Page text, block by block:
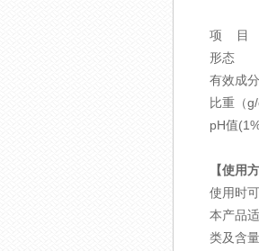
项 目
形态
有效成
比重（
pH值
【使用
使用时
本产品
类及含